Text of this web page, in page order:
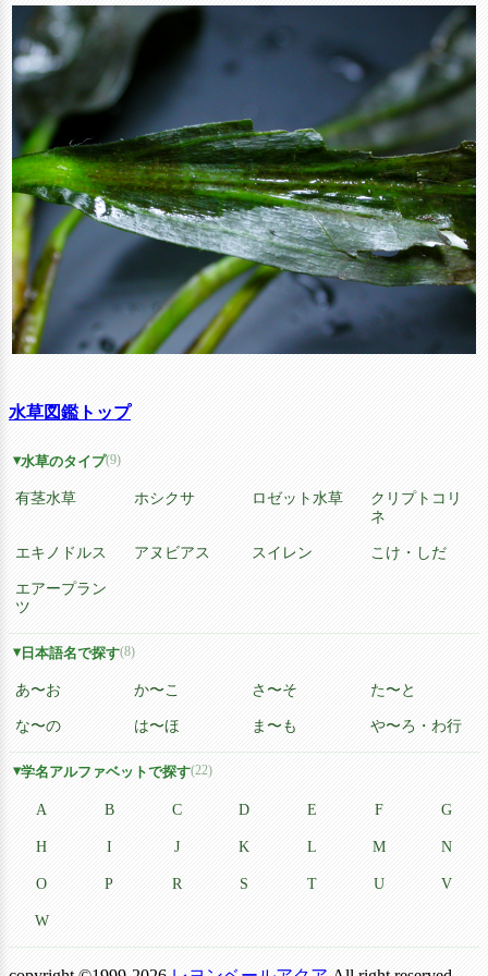
水草図鑑トップ
水草のタイプ(9)
有茎水草 ホシクサ ロゼット水草
クリプトコリ
ネ
エキノドルス アヌビアス スイレン こけ・しだ
エアープラン
ツ
日本語名で探す(8)
あ〜お か〜こ さ〜そ た〜と
な〜の は〜ほ ま〜も や〜ろ・わ行
学名アルファベットで探す(22)
A B C D E F G
H I J K L M N
O P R S T U V
W